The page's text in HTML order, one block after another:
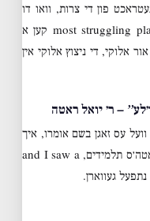
פון די צרות, וואו דו
טרעפסט, אין די טיפסטע, טינקלסטע, most struggling place קען א
אלוקי, די ניצוץ אלוקי אין
– ר׳ יואל ראטה
עס זאגן בשם אומרו, איך
האב אויפגעמאכט א קונטרס פון ר׳ יואל ראטה׳ס תלמידים, and I saw a